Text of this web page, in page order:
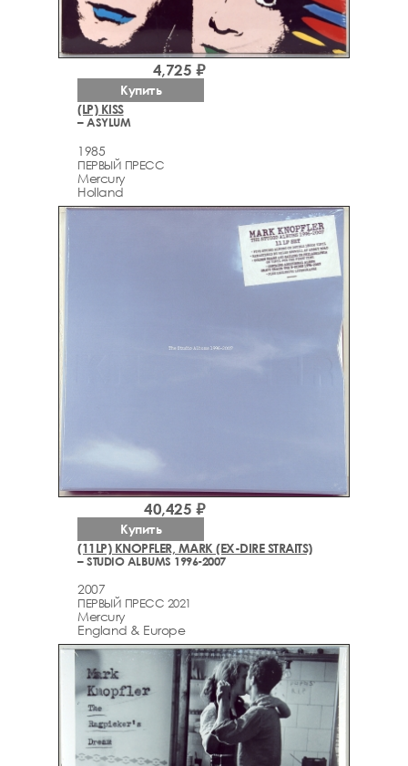
(LP) KISS
– ASYLUM
1985
ПЕРВЫЙ ПРЕСС
Mercury
Holland
4,725 ₽
Купить
(11LP) KNOPFLER, MARK (EX-DIRE STRAITS)
– STUDIO ALBUMS 1996-2007
2007
ПЕРВЫЙ ПРЕСС 2021
Mercury
England & Europe
40,425 ₽
Купить